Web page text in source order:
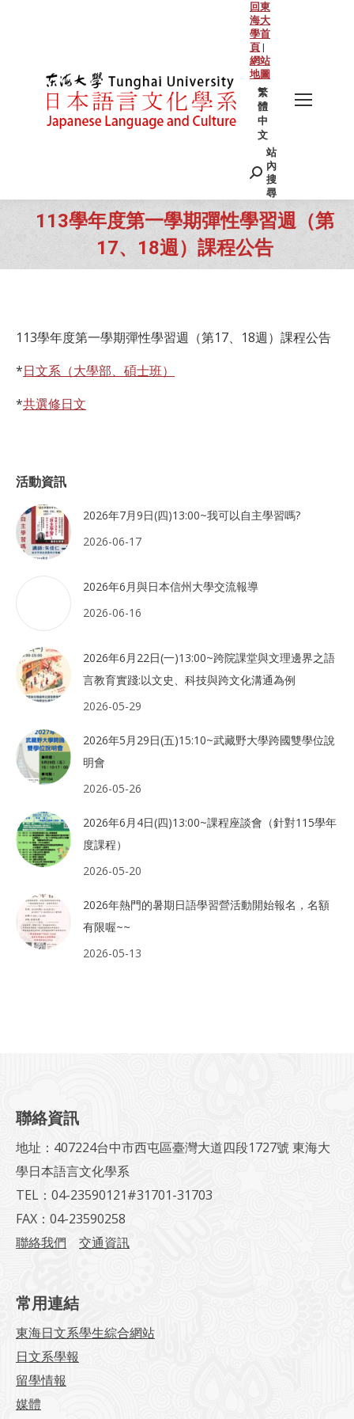
回東
海大
學首
頁 |
網站
地圖
繁
體
中
文
Search:
站
內
搜
尋
113學年度第一學期彈性學習週（第
17、18週）課程公告
You are here:
113學年度第一學期彈性學習週（第17、18週）課程公告
*日文系（大學部、碩士班）
*共選修日文
活動資訊
2026年7月9日(四)13:00~我可以自主學習嗎?
2026-06-17
2026年6月與日本信州大學交流報導
2026-06-16
2026年6月22日(一)13:00~跨院課堂與文理邊界之語
言教育實踐:以文史、科技與跨文化溝通為例
2026-05-29
2026年5月29日(五)15:10~武藏野大學跨國雙學位說
明會
2026-05-26
2026年6月4日(四)13:00~課程座談會（針對115學年
度課程）
2026-05-20
2026年熱門的暑期日語學習營活動開始報名，名額
有限喔~~
2026-05-13
聯絡資訊
地址：407224台中市西屯區臺灣大道四段1727號 東海大
學日本語言文化學系
TEL：04-23590121#31701-31703
FAX：04-23590258
聯絡我們
交通資訊
常用連結
東海日文系學生綜合網站
日文系學報
留學情報
媒體